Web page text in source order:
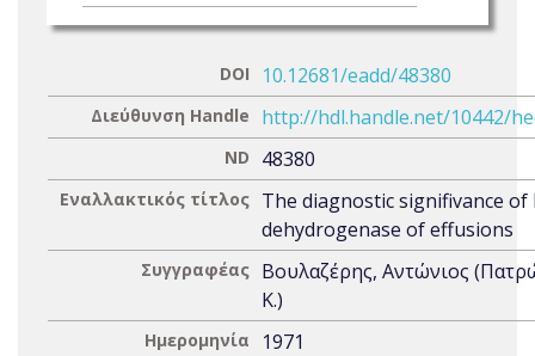
DOI 10.12681/eadd/48380
Διεύθυνση Handle http://hdl.handle.net/10442/
ND 48380
Εναλλακτικός τίτλος The diagnostic signifivance of
dehydrogenase of effusions
Συγγραφέας Βουλαζέρης, Αντώνιος
Κ.)
Ημερομηνία 1971